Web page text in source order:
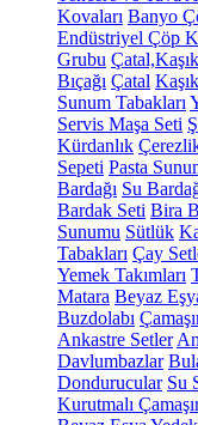
Kovaları Banyo
Endüstriyel Çöp
Grubu
Bıçağı Çatal Kaşık
Sunum Tabakları
Servis Maşa Seti
Kürdanlık
Sepeti Pasta
Bardağı Su
Bardak Seti Bira
Sunumu Sütlük
Tabakları Çay
Yemek Takımları
Matara Beyaz
Buzdolabı
Ankastre Setler
Davlumbazlar
Dondurucular Su
Kurutmalı